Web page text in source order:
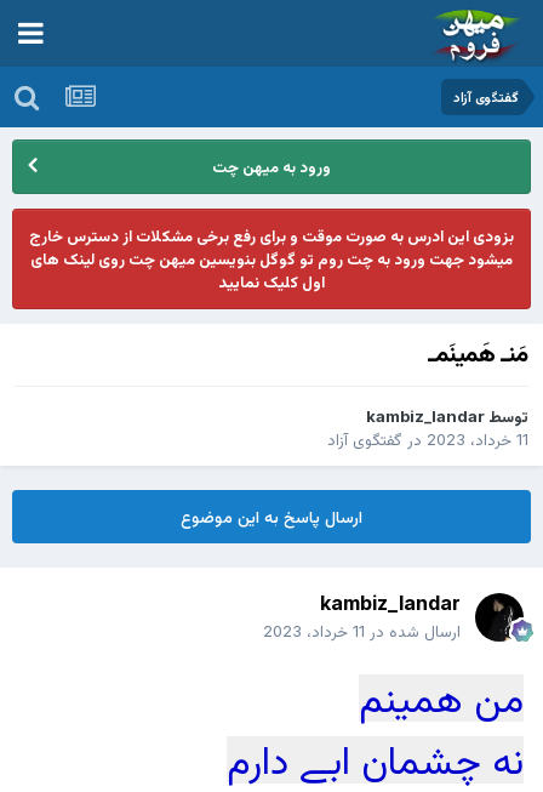
گفتگوی آزاد
ورود به میهن چت
بزودی این ادرس به صورت موقت و برای رفع برخی مشکلات از دسترس خارج
میشود جهت ورود به چت روم تو گوگل بنویسین میهن چت روی لینک های
اول کلیک نمایید
مَنـ هَمینَمـ
توسط kambiz_landar
11 خرداد، 2023
در گفتگوی آزاد
ارسال پاسخ به این موضوع
kambiz_landar
ارسال شده در 11 خرداد، 2023
من همینم
نه چشمان ابے دارم